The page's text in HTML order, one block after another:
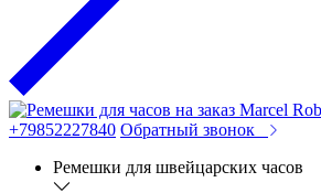
+79852227840 Обратный звонок
Ремешки для швейцарских часов